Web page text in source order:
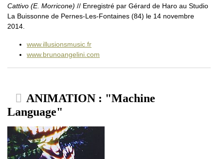
Cattivo (E. Morricone) // Enregistré par Gérard de Haro au Studio
La Buissonne de Pernes-Les-Fontaines (84) le 14 novembre
2014.
www.illusionsmusic.fr
www.brunoangelini.com
ANIMATION : "Machine
Language"